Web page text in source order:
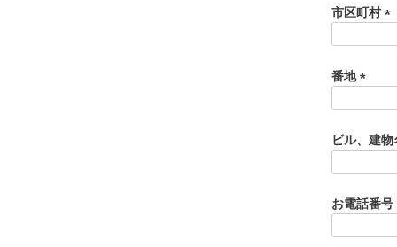
須
)
市区町村
)
番地
須
)
ビル、建物
お電話番号